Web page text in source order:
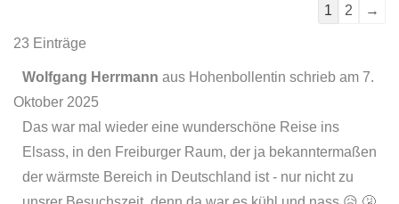
1 2 →
23 Einträge
Wolfgang Herrmann aus Hohenbollentin schrieb am 7.
Oktober 2025
Das war mal wieder eine wunderschöne Reise ins
Elsass, in den Freiburger Raum, der ja bekanntermaßen
der wärmste Bereich in Deutschland ist - nur nicht zu